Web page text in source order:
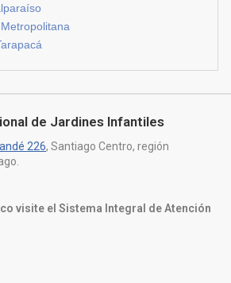
de Jardines Infantiles
226, Santiago Centro, región
visite el Sistema Integral de Atención